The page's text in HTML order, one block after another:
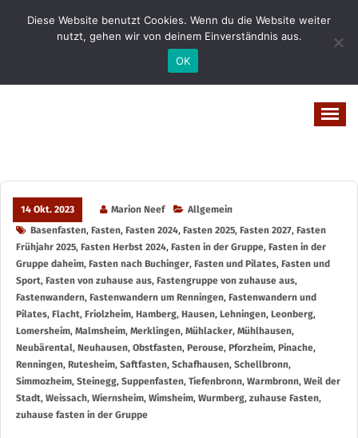
Inhalt
14 Okt. 2023 Marion Neef
Allgemein
Basenfasten, Fasten, Fasten 2024, Fasten 2025, Fasten 2027, Fasten
Frühjahr 2025, Fasten Herbst 2024, Fasten in der Gruppe, Fasten in der
Gruppe daheim, Fasten nach Buchinger, Fasten und Pilates, Fasten und
Sport, Fasten von zuhause aus, Fastengruppe von zuhause aus,
Fastenwandern, Fastenwandern um Renningen, Fastenwandern und
Pilates, Flacht, Friolzheim, Hamberg, Hausen, Lehningen, Leonberg,
Lomersheim, Malmsheim, Merklingen, Mühlacker, Mühlhausen,
Neubärental, Neuhausen, Obstfasten, Perouse, Pforzheim, Pinache,
Renningen, Rutesheim, Saftfasten, Schafhausen, Schellbronn,
Simmozheim, Steinegg, Suppenfasten, Tiefenbronn, Warmbronn, Weil der
Stadt, Weissach, Wiernsheim, Wimsheim, Wurmberg, zuhause Fasten,
zuhause fasten in der Gruppe
Diese Website benutzt Cookies. Wenn du die Website weiter
nutzt, gehen wir von deinem Einverständnis aus.
OK